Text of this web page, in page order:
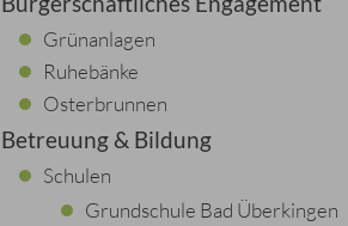
Grünanlagen
Ruhebänke
Osterbrunnen
Betreuung & Bildung
Schulen
Grundschule Bad Überkingen